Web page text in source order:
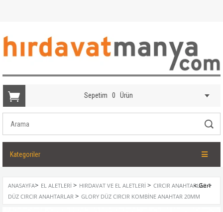
Sepetim 0 Ürün
Kategoriler
ANASAYFA> EL ALETLERI > HIRDAVAT VE EL ALETLERI > CIRCIR ANAHTARLAR>
DÜZ CIRCIR ANAHTARLAR > GLORY DÜZ CIRCIR KOMBINE ANAHTAR 20MM